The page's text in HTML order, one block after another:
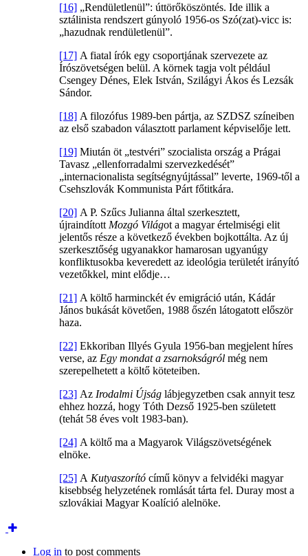
[16] „Rendületlenül”: úttörőköszöntés. Ide illik a
sztálinista rendszert gúnyoló 1956-os Szó(zat)-vicc is:
„hazudnak rendületlenül”.
[17] A fiatal írók egy csoportjának szervezete az
Írószövetségen belül. A körnek tagja volt például
Csengey Dénes, Elek István, Szilágyi Ákos és Lezsák
Sándor.
[18] A filozófus 1989-ben pártja, az SZDSZ színeiben
az első szabadon választott parlament képviselője lett.
[19] Miután öt „testvéri” szocialista ország a Prágai
Tavasz „ellenforradalmi szervezkedését”
„internacionalista segítségnyújtással” leverte, 1969-től a
Csehszlovák Kommunista Párt főtitkára.
[20] A P. Szűcs Julianna által szerkesztett,
újraindított Mozgó Világot a magyar értelmiségi elit
jelentős része a következő években bojkottálta. Az új
szerkesztőség ugyanakkor hamarosan ugyanúgy
konfliktusokba keveredett az ideológia területét irányító
vezetőkkel, mint elődje…
[21] A költő harminckét év emigráció után, Kádár
János bukását követően, 1988 őszén látogatott először
haza.
[22] Ekkoriban Illyés Gyula 1956-ban megjelent híres
verse, az Egy mondat a zsarnokságról még nem
szerepelhetett a költő köteteiben.
[23] Az Irodalmi Újság lábjegyzetben csak annyit tesz
ehhez hozzá, hogy Tóth Dezső 1925-ben született
(tehát 58 éves volt 1983-ban).
[24] A költő ma a Magyarok Világszövetségének
elnöke.
[25] A Kutyaszorító című könyv a felvidéki magyar
kisebbség helyzetének romlását tárta fel. Duray most a
szlovákiai Magyar Koalíció alelnöke.
Log in to post comments